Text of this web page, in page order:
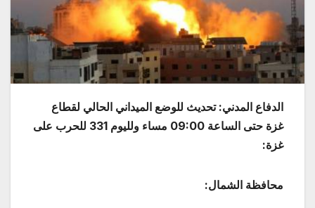
الدفاع المدني: تحديث للوضع الميداني الحالي لقطاع
غزة حتى الساعة 09:00 مساء ولليوم 331 للحرب على
غزة:
محافظة الشمال: